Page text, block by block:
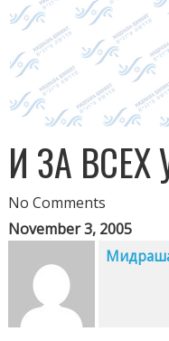
И ЗА
No Comments
November 3, 2005